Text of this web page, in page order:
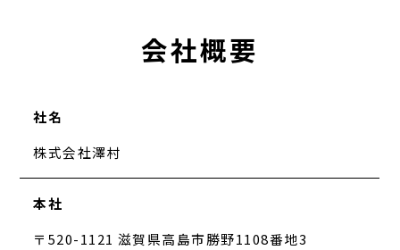
会社概要
社名
株式会社澤村
本社
〒520-1121 滋賀県高島市勝野1108番地3